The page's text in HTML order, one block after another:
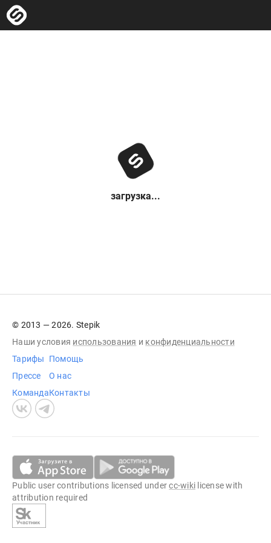
загрузка...
© 2013 — 2026. Stepik
Наши условия использования и конфиденциальности
Тарифы
Прессе
Команда
Помощь
О нас
Контакты
Public user contributions licensed undercc-wiki license with
attribution required